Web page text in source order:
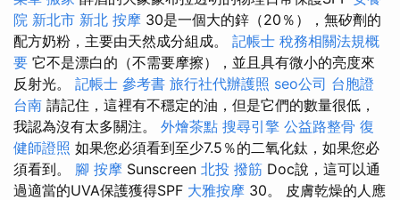
院 新北市 新北 按摩 30是一個大的鋅（20％），無矽劑的
配方奶粉，主要由天然成分組成。 記帳士 稅務相關法規概
要 它不是漂白的（不需要摩擦），並且具有微小的亮度來
反射光。 記帳士 參考書 旅行社代辦護照 seo公司 台胞證
台南 請記住，這裡有不穩定的油，但是它們的數量很低，
我認為沒有太多關注。 外燴茶點 搜尋引擎 公益路整骨 復
健師證照 如果您必須看到至少7.5％的二氧化鈦，如果您必
須看到。 腳 按摩 Sunscreen 北投 撥筋 Doc說，這可以通
過適當的UVA保護獲得SPF 大雅按摩 30。 皮膚乾燥的人應